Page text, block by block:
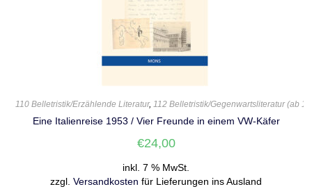
110 Belletristik/Erzählende Literatur,112 Belletristik/Gegenwartsliteratur (ab
Eine Italienreise 1953 / Vier Freunde in einem VW-Käfer
€24,00
inkl. 7 % MwSt.
zzgl. Versandkosten für Lieferungen ins Ausland